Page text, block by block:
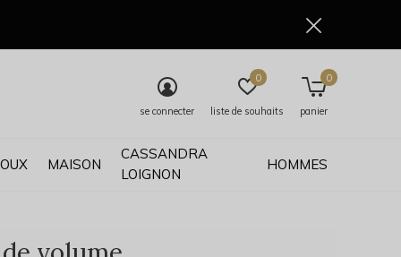
MAISON
CASSANDRA
LOIGNON
HOMMES
se connecter liste de souhaits
0
panier
0